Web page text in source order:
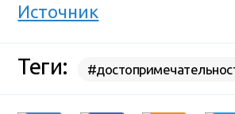
Источник
Теги: